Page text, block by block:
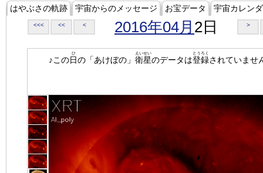
はやぶさの軌跡 宇宙からのメッセージ お宝データ 宇宙カレン
<<< << < 2016年04月 2日 >
♪この日
ひ
の「あけぼの」 衛星
えいせい
のデータは登録
とうろく
されていませ